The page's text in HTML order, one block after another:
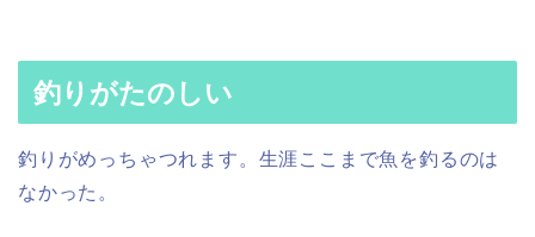
釣りがたのしい
釣りがめっちゃつれます。生涯ここまで魚を釣るのは
なかった。